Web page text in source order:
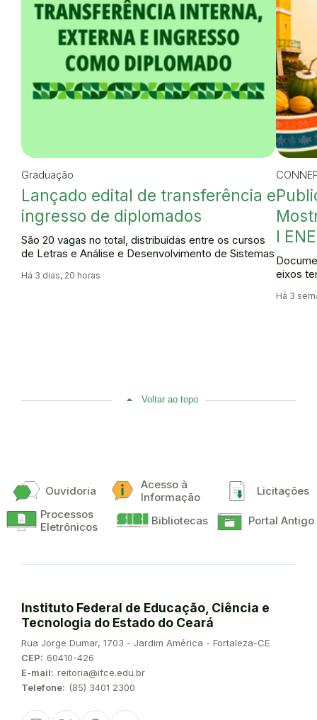
Graduação
Lançado edital de transferência e
ingresso de diplomados
São 20 vagas no total, distribuídas entre os cursos
de Letras e Análise e Desenvolvimento de Sistemas
Há 3 dias, 20 horas
I
eixos
Há 3
Voltar ao topo
Ouvidoria
Acesso à
Informação
Licitações
Processos
Eletrônicos
Bibliotecas Portal Antigo
Instituto Federal de Educação, Ciência e
Tecnologia do Estado do Ceará
Endereço:
Rua Jorge Dumar, 1703 - Jardim América - Fortaleza-CE
CEP: 60410-426
E-mail: reitoria@ifce.edu.br
Telefone: (85) 3401 2300
InstagramTwitter/XFacebookYoutube